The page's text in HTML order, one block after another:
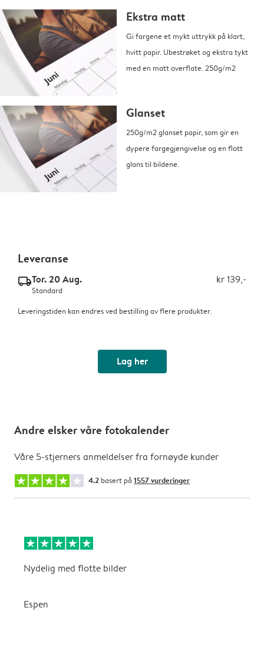
Ekstra matt
Gi fargene et mykt uttrykk på klart,
hvitt papir. Ubestrøket og ekstra tykt
med en matt overflate. 250g/m2
Glanset
250g/m2 glanset papir, som gir en
dypere fargegjengivelse og en flott
glans til bildene.
Leveranse
delivery_standard_v2Tor. 20 Aug. kr 139,-
Standard
Leveringstiden kan endres ved bestilling av flere produkter.
Lag her
Andre elsker våre fotokalender
Våre 5-stjerners anmeldelser fra fornøyde kunder
4.2 basert på 1557 vurderinger
Nydelig med flotte bilder
Espen